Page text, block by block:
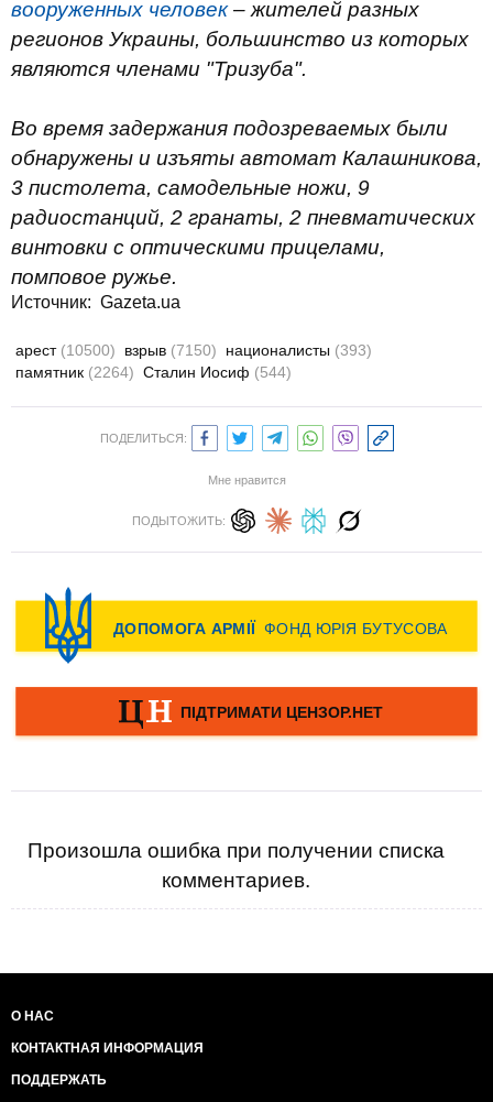
вооруженных человек– жителей разных
регионов Украины, большинство из которых
являются членами "Тризуба".
Во время задержания подозреваемых были
обнаружены и изъяты автомат Калашникова,
3 пистолета, самодельные ножи, 9
радиостанций, 2 гранаты, 2 пневматических
винтовки с оптическими прицелами,
помповое ружье.
Источник: Gazeta.ua
арест (10500) взрыв (7150) националисты (393)
памятник (2264) Сталин Иосиф (544)
ПОДЕЛИТЬСЯ:
Мне нравится
ПОДЫТОЖИТЬ:
Произошла ошибка при получении списка
комментариев.
О НАС
КОНТАКТНАЯ ИНФОРМАЦИЯ
ПОДДЕРЖАТЬ